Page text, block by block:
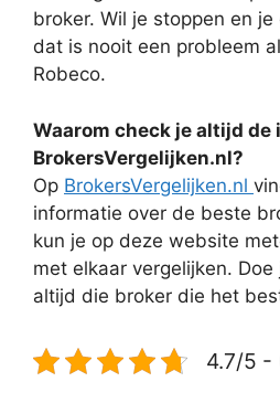
broker. Wil je stoppen en
dat is nooit een probleem
Robeco.
Waarom check je altijd de
BrokersVergelijken.nl?
Op BrokersVergelijken.nl
informatie over de beste
kun je op deze website
met elkaar vergelijken.
altijd die broker die het
4.7/5 -